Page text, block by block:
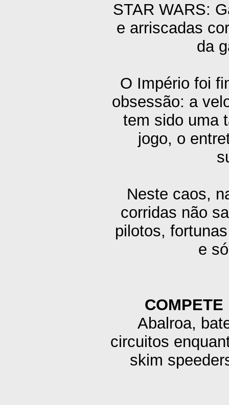
​​​​​STAR WARS:
e arriscadas
da
O Império foi
obsessão: a
tem sido uma
jogo, o
Neste caos,
corridas não
pilotos,
e
COMPETE
Abalroa,
circuitos
skim